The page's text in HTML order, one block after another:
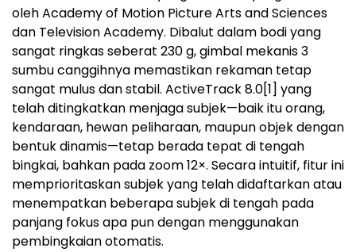
oleh Academy of Motion Picture Arts and Sciences
dan Television Academy. Dibalut dalam bodi yang
sangat ringkas seberat 230 g, gimbal mekanis 3
sumbu canggihnya memastikan rekaman tetap
sangat mulus dan stabil. ActiveTrack 8.0[1] yang
telah ditingkatkan menjaga subjek—baik itu orang,
kendaraan, hewan peliharaan, maupun objek dengan
bentuk dinamis—tetap berada tepat di tengah
bingkai, bahkan pada zoom 12×. Secara intuitif, fitur ini
memprioritaskan subjek yang telah didaftarkan atau
menempatkan beberapa subjek di tengah pada
panjang fokus apa pun dengan menggunakan
pembingkaian otomatis.